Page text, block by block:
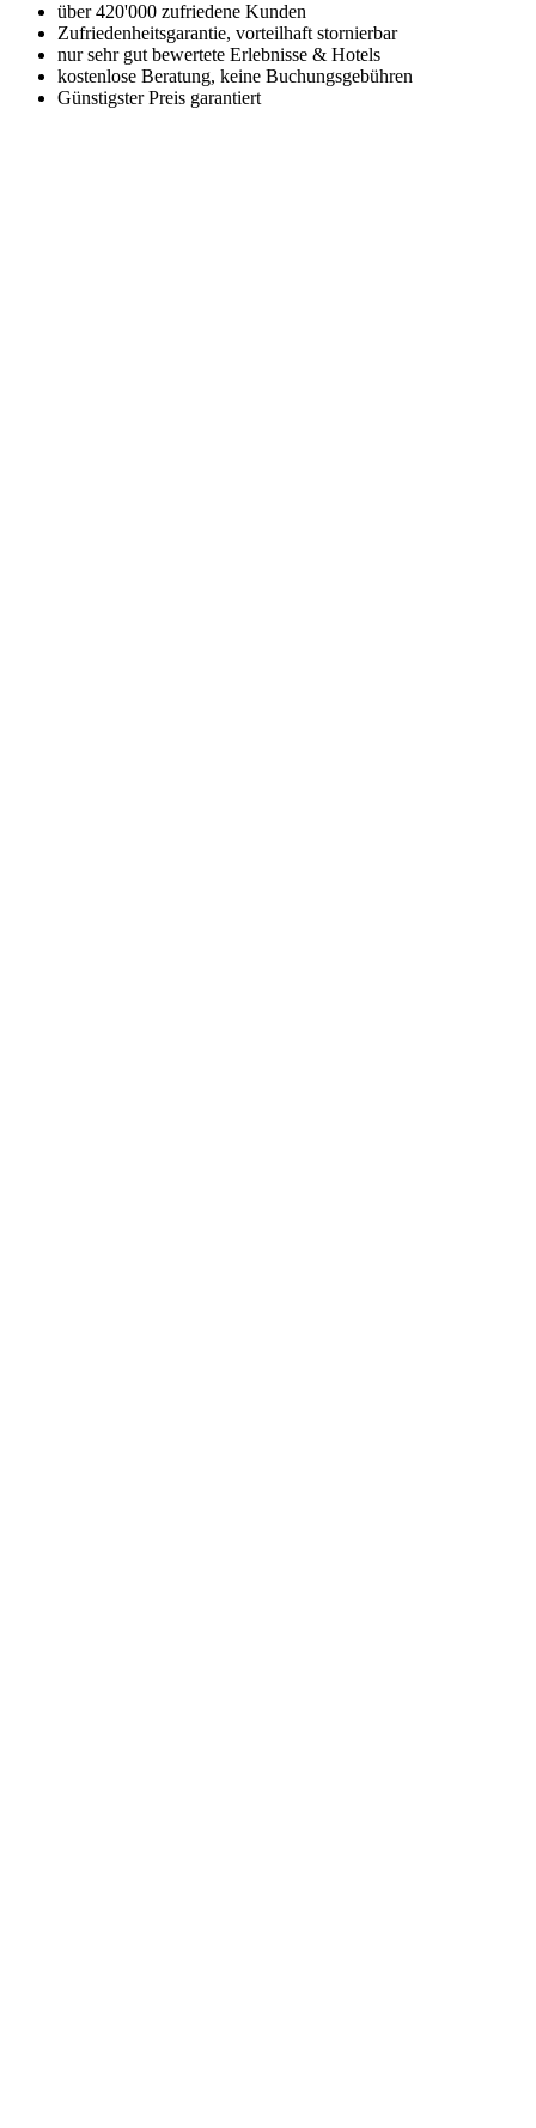
über 420'000 zufriedene Kunden
Zufriedenheitsgarantie, vorteilhaft stornierbar
nur sehr gut bewertete Erlebnisse & Hotels
kostenlose Beratung, keine Buchungsgebühren
Günstigster Preis garantiert